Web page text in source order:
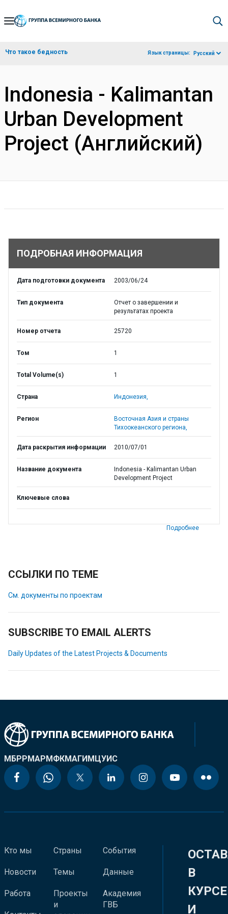
Skip
Navigation
Что такое бедность Язык страницы: Русский
Indonesia - Kalimantan
Urban Development
Project (Английский)
ПОДРОБНАЯ ИНФОРМАЦИЯ
Дата подготовки документа 2003/06/24
Тип документа
Отчет о завершении и
результатах проекта
Номер отчета 25720
Том 1
Total Volume(s) 1
Страна Индонезия,
Регион
Восточная Азия и страны
Тихоокеанского региона,
Дата раскрытия информации 2010/07/01
Название документа
Indonesia - Kalimantan Urban
Development Project
Ключевые слова
Подробнее
ССЫЛКИ ПО ТЕМЕ
См. документы по проектам
SUBSCRIBE TO EMAIL ALERTS
Daily Updates of the Latest Projects & Documents
МБРРМАРМФКМАГИМЦУИС
Кто мы
Новости
Работа
Страны
Темы
Проекты
и
События
Данные
Академия
ГВБ
В
КУРСЕ
И